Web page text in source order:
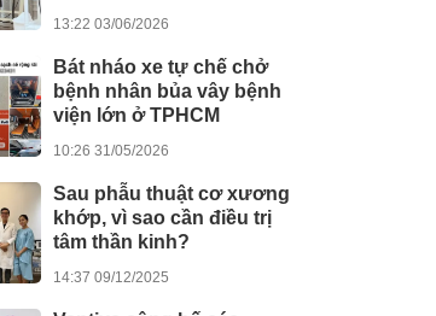
13:22 03/06/2026
Bát nháo xe tự chế chở
bệnh nhân bủa vây bệnh
viện lớn ở TPHCM
10:26 31/05/2026
Sau phẫu thuật cơ xương
khớp, vì sao cần điều trị
tâm thần kinh?
14:37 09/12/2025